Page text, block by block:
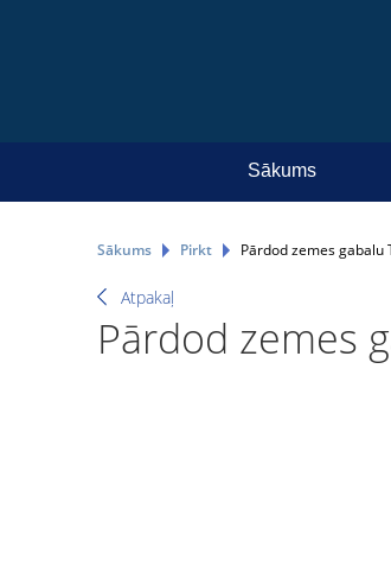
Sākums
Sākums Pirkt Pārdod zemes gabalu
Atpakaļ
Pārdod zemes